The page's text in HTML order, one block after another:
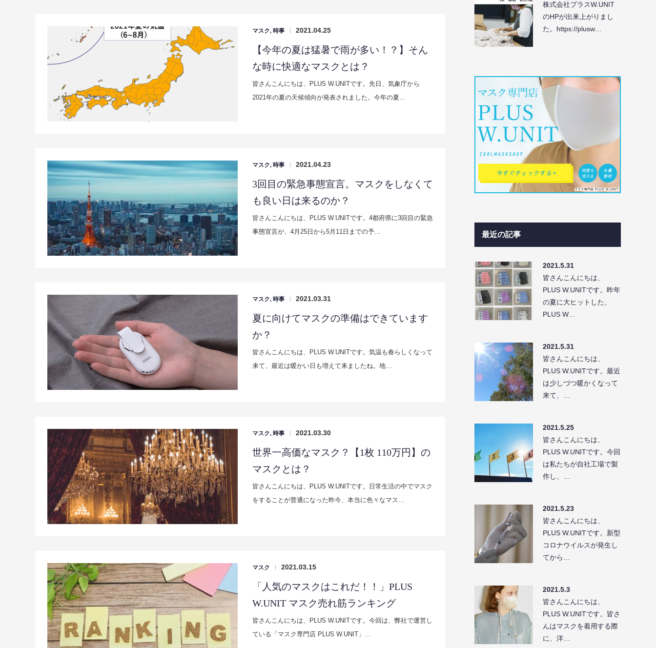
マスク, 時事 | 2021.04.25
【今年の夏は猛暑で雨が多い！？】そん
な時に快適なマスクとは？
皆さんこんにちは、PLUS W.UNITです。先日、気象庁から
2021年の夏の天候傾向が発表されました。今年の夏…
マスク, 時事 | 2021.04.23
3回目の緊急事態宣言。マスクをしなくて
も良い日は来るのか？
皆さんこんにちは、PLUS W.UNITです。4都府県に3回目の緊急
事態宣言が、4月25日から5月11日までの予…
マスク, 時事 | 2021.03.31
夏に向けてマスクの準備はできています
か？
皆さんこんにちは、PLUS W.UNITです。気温も春らしくなって
来て、最近は暖かい日も増えて来ましたね。地…
マスク, 時事 | 2021.03.30
世界一高価なマスク？【1枚 110万円】の
マスクとは？
皆さんこんにちは、PLUS W.UNITです。日常生活の中でマスク
をすることが普通になった昨今、本当に色々なマス…
マスク | 2021.03.15
「人気のマスクはこれだ！！」PLUS
W.UNIT マスク売れ筋ランキング
皆さんこんにちは、PLUS W.UNITです。今回は、弊社で運営し
ている「マスク専門店 PLUS W.UNIT」…
株式会社プラスW.UNIT
のHPが出来上がりまし
た。https://plusw…
最近の記事
2021.5.31
皆さんこんにちは、
PLUS W.UNITです。昨年
の夏に大ヒットした、
PLUS W…
2021.5.31
皆さんこんにちは、
PLUS W.UNITです。最近
は少しづつ暖かくなって
来て、…
2021.5.25
皆さんこんにちは、
PLUS W.UNITです。今回
は私たちが自社工場で製
作し、…
2021.5.23
皆さんこんにちは、
PLUS W.UNITです。新型
コロナウイルスが発生し
てから…
2021.5.3
皆さんこんにちは、
PLUS W.UNITです。皆さ
んはマスクを着用する際
に、洋…